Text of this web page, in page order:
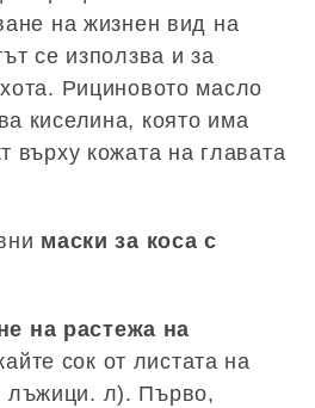
на жизнен вид на
се използва и за
Рициновото масло
киселина, която има
върху кожата на главата
маски за коса с
на растежа на
сок от листата на
лъжици. л). Първо,